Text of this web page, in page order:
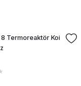
8 Termoreaktör Koi